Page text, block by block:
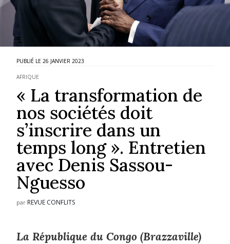
26 JANVIER 2023
AFRIQUE
« La transformation de
nos sociétés doit
s’inscrire dans un
temps long ». Entretien
avec Denis Sassou-
Nguesso
par REVUE CONFLITS
La République du Congo (Brazzaville)